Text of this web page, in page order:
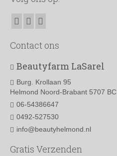
Contact ons
Beautyfarm LaSarel
Burg. Krollaan 95
Helmond Noord-Brabant 5707 BC
06-54386647
0492-527530
info@beautyhelmond.nl
Gratis Verzenden